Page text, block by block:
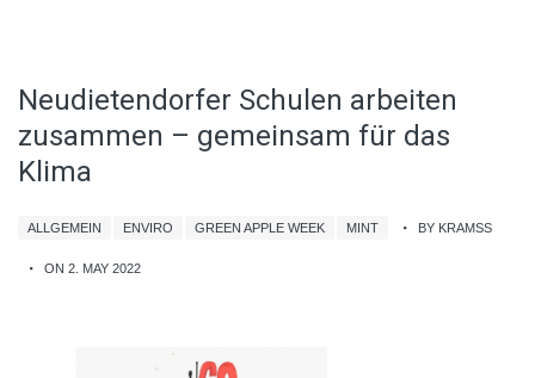
Neudietendorfer Schulen arbeiten
zusammen – gemeinsam für das
Klima
ALLGEMEIN ENVIRO GREEN APPLE WEEK MINT BY KRAMSS
ON 2. MAY 2022